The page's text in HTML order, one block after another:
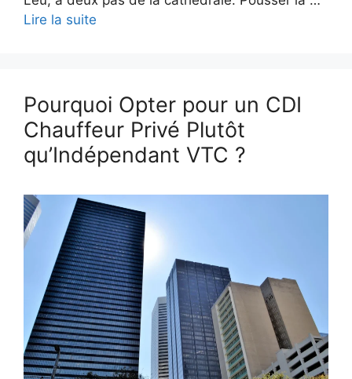
Lire la suite
Pourquoi Opter pour un CDI
Chauffeur Privé Plutôt
qu’Indépendant VTC ?